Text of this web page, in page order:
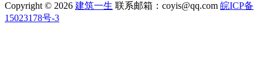
Copyright © 2026 建筑一生 联系邮箱：coyis@qq.com 皖ICP备
15023178号-3